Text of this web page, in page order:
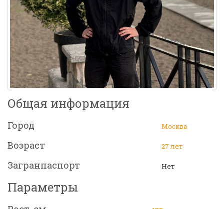
Общая информация
Город Москва
Возраст 27 лет
Загранпаспорт Нет
Параметры